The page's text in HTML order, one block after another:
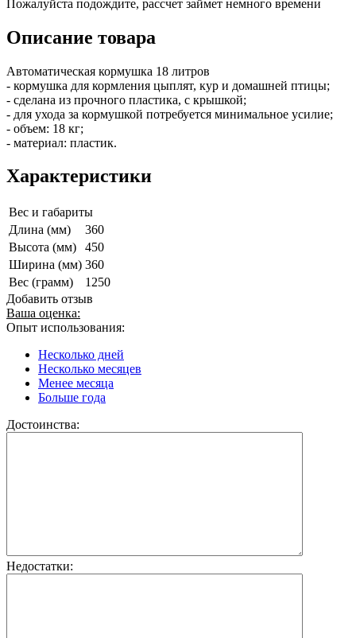
Пожалуйста подождите, рассчет займет немного времени
Описание товара
Автоматическая кормушка 18 литров
- кормушка для кормления цыплят, кур и домашней птицы;
- сделана из прочного пластика, с крышкой;
- для ухода за кормушкой потребуется минимальное усилие;
- объем: 18 кг;
- материал: пластик.
Характеристики
Вес и габариты
Длина (мм)
360
Высота (мм)
450
Ширина (мм) 360
Вес (грамм)
1250
Добавить отзыв
Ваша оценка:
Опыт использования:
Несколько дней
Несколько месяцев
Менее месяца
Больше года
Достоинства:
Недостатки: